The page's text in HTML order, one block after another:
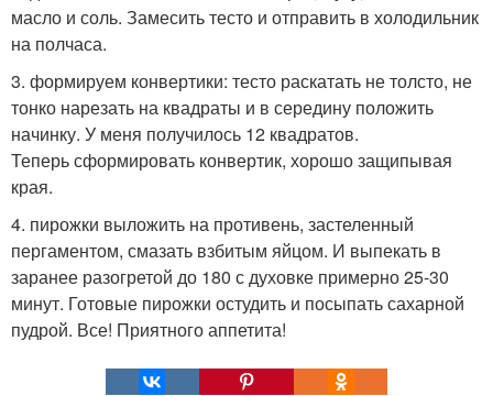
масло и соль. Замесить тесто и отправить в холодильник
на полчаса.
3. формируем конвертики: тесто раскатать не толсто, не
тонко нарезать на квадраты и в середину положить
начинку. У меня получилось 12 квадратов.
Теперь сформировать конвертик, хорошо защипывая
края.
4. пирожки выложить на противень, застеленный
пергаментом, смазать взбитым яйцом. И выпекать в
заранее разогретой до 180 с духовке примерно 25-30
минут. Готовые пирожки остудить и посыпать сахарной
пудрой. Все! Приятного аппетита!